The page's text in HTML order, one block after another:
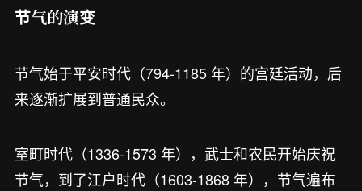
节气的演变
节气始于平安时代（794-1185 年）的宫廷活动，后
来逐渐扩展到普通民众。
室町时代（1336-1573 年），武士和农民开始庆祝
节气，到了江户时代（1603-1868 年），节气遍布